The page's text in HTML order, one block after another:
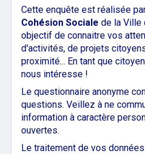
Cette enquête est réalisée
Cohésion Sociale de la Ville
objectif de connaitre vos
d'activités, de projets
proximité... En tant que
nous intéresse !
Le questionnaire anonyme
questions. Veillez à ne
information à caractère
ouvertes.
Le traitement de vos